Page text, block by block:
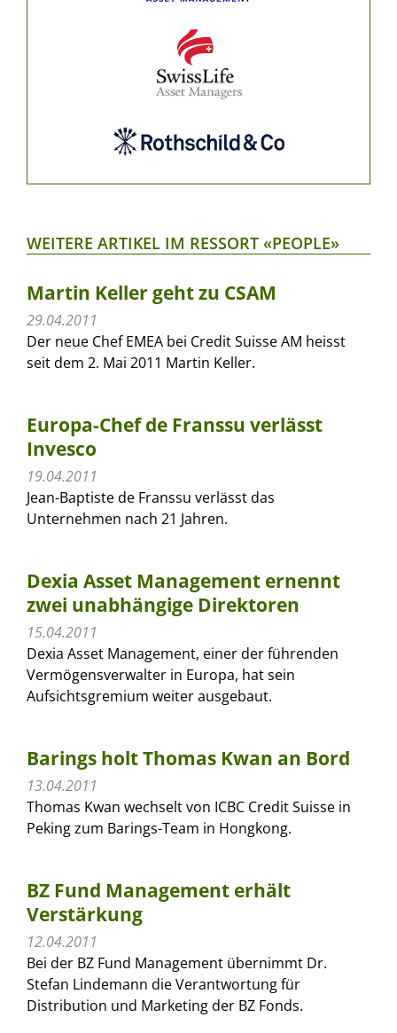
WEITERE ARTIKEL IM RESSORT «PEOPLE»
Martin Keller geht zu CSAM
29.04.2011
Der neue Chef EMEA bei Credit Suisse AM heisst
seit dem 2. Mai 2011 Martin Keller.
Europa-Chef de Franssu verlässt
Invesco
19.04.2011
Jean-Baptiste de Franssu verlässt das
Unternehmen nach 21 Jahren.
Dexia Asset Management ernennt
zwei unabhängige Direktoren
15.04.2011
Dexia Asset Management, einer der führenden
Vermögensverwalter in Europa, hat sein
Aufsichtsgremium weiter ausgebaut.
Barings holt Thomas Kwan an Bord
13.04.2011
Thomas Kwan wechselt von ICBC Credit Suisse in
Peking zum Barings-Team in Hongkong.
BZ Fund Management erhält
Verstärkung
12.04.2011
Bei der BZ Fund Management übernimmt Dr.
Stefan Lindemann die Verantwortung für
Distribution und Marketing der BZ Fonds.